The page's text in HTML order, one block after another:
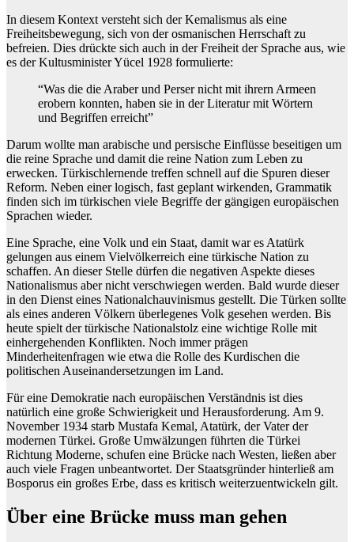
In diesem Kontext versteht sich der Kemalismus als eine
Freiheitsbewegung, sich von der osmanischen Herrschaft zu
befreien. Dies drückte sich auch in der Freiheit der Sprache aus, wie
es der Kultusminister Yücel 1928 formulierte:
“Was die die Araber und Perser nicht mit ihrern Armeen
erobern konnten, haben sie in der Literatur mit Wörtern
und Begriffen erreicht”
Darum wollte man arabische und persische Einflüsse beseitigen um
die reine Sprache und damit die reine Nation zum Leben zu
erwecken. Türkischlernende treffen schnell auf die Spuren dieser
Reform. Neben einer logisch, fast geplant wirkenden, Grammatik
finden sich im türkischen viele Begriffe der gängigen europäischen
Sprachen wieder.
Eine Sprache, eine Volk und ein Staat, damit war es Atatürk
gelungen aus einem Vielvölkerreich eine türkische Nation zu
schaffen. An dieser Stelle dürfen die negativen Aspekte dieses
Nationalismus aber nicht verschwiegen werden. Bald wurde dieser
in den Dienst eines Nationalchauvinismus gestellt. Die Türken sollte
als eines anderen Völkern überlegenes Volk gesehen werden. Bis
heute spielt der türkische Nationalstolz eine wichtige Rolle mit
einhergehenden Konflikten. Noch immer prägen
Minderheitenfragen wie etwa die Rolle des Kurdischen die
politischen Auseinandersetzungen im Land.
Für eine Demokratie nach europäischen Verständnis ist dies
natürlich eine große Schwierigkeit und Herausforderung. Am 9.
November 1934 starb Mustafa Kemal, Atatürk, der Vater der
modernen Türkei. Große Umwälzungen führten die Türkei
Richtung Moderne, schufen eine Brücke nach Westen, ließen aber
auch viele Fragen unbeantwortet. Der Staatsgründer hinterließ am
Bosporus ein großes Erbe, dass es kritisch weiterzuentwickeln gilt.
Über eine Brücke muss man gehen